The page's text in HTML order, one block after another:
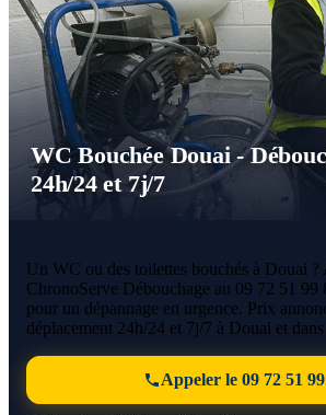
WC Bouchée Douai -
24h/24 et 7j/7
Un WC ou des toilettes bouchés à Douai ?
ChronoServe Débouchage au 09 72 51 99
pour un dépannage en urgence. Prix
déplacement 24h/24 et 7j/7 à Douai et
Appeler le 09 72 51